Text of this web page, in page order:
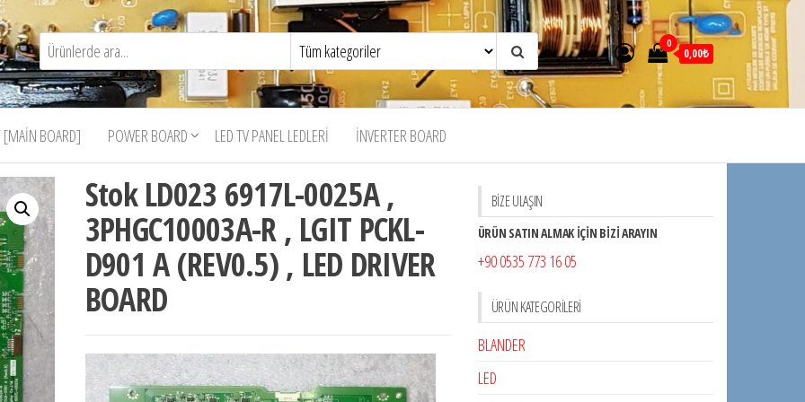
0
0,00₺
[MAIN BOARD] POWER BOARD LED TV PANEL LEDLERI İNVERTER BOARD
Stok LD023 6917L-0025A ,
3PHGC10003A-R , LGIT PCKL-
D901 A (REV0.5) , LED DRIVER
BOARD
BİZE ULAŞIN
ÜRÜN SATIN ALMAK İÇİN BİZİ ARAYIN
+90 0535 773 16 05
ÜRÜN KATEGORILERI
BLANDER
LED